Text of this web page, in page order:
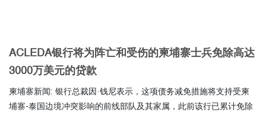
ACLEDA银行将为阵亡和受伤的柬埔寨士兵免除高达
3000万美元的贷款
柬埔寨新闻: 银行总裁因·钱尼表示，这项债务减免措施将支持受柬
埔寨-泰国边境冲突影响的前线部队及其家属，此前该行已累计免除